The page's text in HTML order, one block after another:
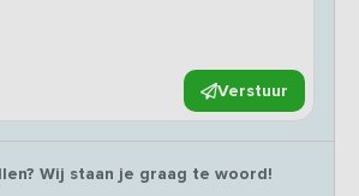
Verstuur
Wij staan je graag te woord!